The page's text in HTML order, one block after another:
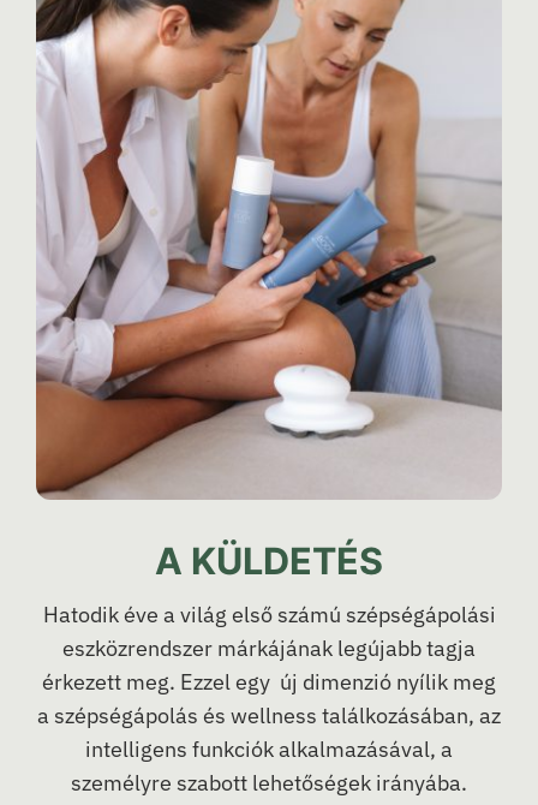
A KÜLDETÉS
Hatodik éve a világ első számú szépségápolási
eszközrendszer márkájának legújabb tagja
érkezett meg. Ezzel egy új dimenzió nyílik meg
a szépségápolás és wellness találkozásában, az
intelligens funkciók alkalmazásával, a
személyre szabott lehetőségek irányába.